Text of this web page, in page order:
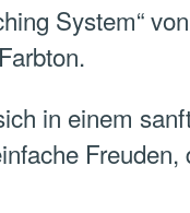
System“
Farbton.
in einem